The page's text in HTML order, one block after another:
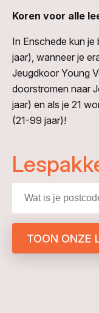
Koren voor alle
In Enschede kun je
jaar), wanneer je
Jeugdkoor Young
doorstromen naar
jaar) en als je 21
(21-99 jaar)!
TOON ONZE